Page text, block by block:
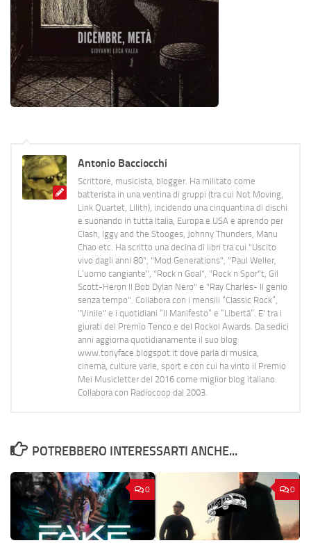
Antonio Bacciocchi
Scrittore, musicista, blogger. Ha militato come
batterista in una ventina di gruppi (tra cui Not Moving,
Link Quartet, Lilith), incidendo una cinquantina di dischi
e suonando in tutta Italia, Europa e USA e aprendo per
Clash, Iggy and the Stooges, Johnny Thunders, Manu
Chao etc. Ha scritto una decina di libri tra cui "Uscito
vivo dagli anni 80", "Mod Generations", "Paul Weller,
L’uomo cangiante", "Rock n Goal", "Rock n Spor"t, Gil
Scott-Heron Il Bob Dylan Nero" e "Ray Charles- Il genio
senza tempo". Collabora con i mensili “Classic Rock”,
"Vinile" e i quotidiani “Il Manifesto” e “Libertà”. E' tra i
giurati del Premio Tenco e del Rockol Awards. Da sedici
anni aggiorna quotidianamente il suo blog
www.tonyface.blogspot.it dove parla di musica,
cinema, culture varie, sport e con cui ha vinto il Premio
Mei Musicletter del 2016 come miglior blog italiano.
Collabora con Radiocoop dal 2003.
POTREBBERO INTERESSARTI ANCHE...
0 0